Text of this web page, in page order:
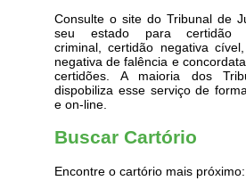
Consulte o site do Tribunal de
seu estado para certidão
criminal, certidão negativa
negativa de falência e
certidões. A maioria dos
dispobiliza esse serviço de
e on-line.
Buscar Cartório
Encontre o cartório mais próximo: